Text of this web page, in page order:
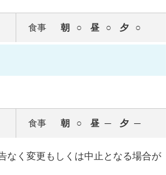
食事 朝 昼 夕
食事 朝 昼 夕
なく変更もしくは中止となる場合が